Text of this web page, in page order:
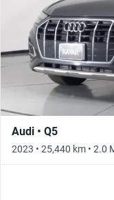
Audi • Q5
2023 • 25,440 km • 2.0
Automático